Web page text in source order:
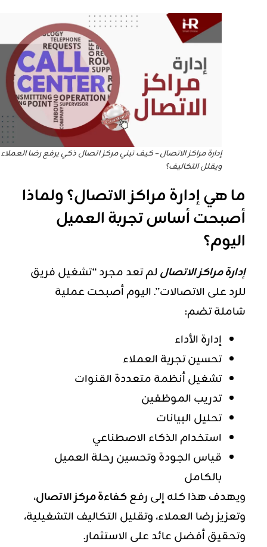
إدارة مراكز الاتصال – كيف تبني مركز اتصال ذكي يرفع رضا العملاء
ويقلل التكاليف؟
ما هي إدارة مراكز الاتصال؟ ولماذا
أصبحت أساس تجربة العميل
اليوم؟
إدارة مراكز الاتصاللم تعد مجرد “تشغيل فريق
للرد على الاتصالات”. اليوم أصبحت عملية
شاملة تضم:
إدارة الأداء
تحسين تجربة العملاء
تشغيل أنظمة متعددة القنوات
تدريب الموظفين
تحليل البيانات
استخدام الذكاء الاصطناعي
قياس الجودة وتحسين رحلة العميل
بالكامل
ويهدف هذا كله إلى رفعكفاءة مركز الاتصال،
وتعزيز رضا العملاء، وتقليل التكاليف التشغيلية،
وتحقيق أفضل عائد على الاستثمار.